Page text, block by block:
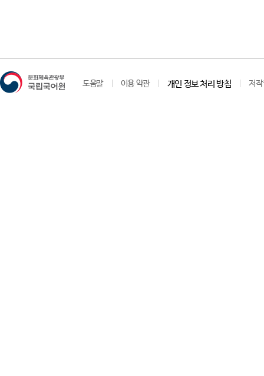
도움말 이용 약관 개인 정보 처리 방침 저